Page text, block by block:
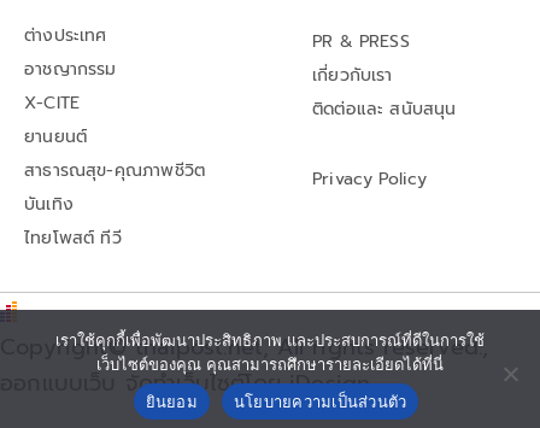
ต่างประเทศ
อาชญากรรม
X-CITE
ยานยนต์
สาธารณสุข-คุณภาพชีวิต
บันเทิง
ไทยโพสต์ ทีวี
PR & PRESS
เกี่ยวกับเรา
ติดต่อและ สนับสนุน
Privacy Policy
Copyright© thaipost.net, All rights reserved.,
ออกแบบเว็บ จัดทำเว็บไซต์โดย iDesign
เราใช้คุกกี้เพื่อพัฒนาประสิทธิภาพ และประสบการณ์ที่ดีในการใช้
เว็บไซต์ของคุณ คุณสามารถศึกษารายละเอียดได้ที่นี่
ยินยอม
นโยบายความเป็นส่วนตัว